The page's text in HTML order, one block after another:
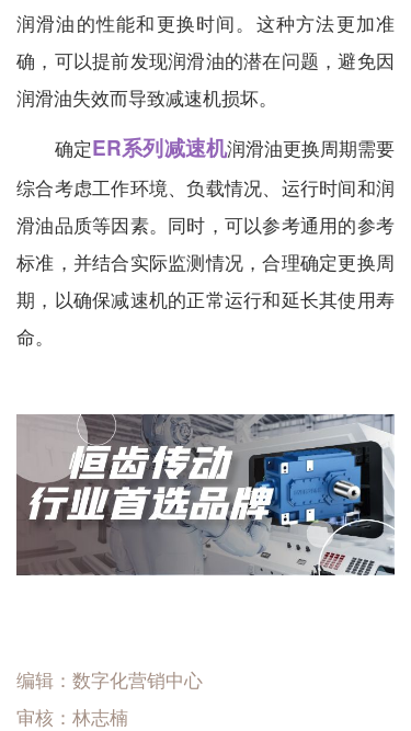
润滑油的性能和更换时间。这种方法更加准
确，可以提前发现润滑油的潜在问题，避免因
润滑油失效而导致减速机损坏。
确定ER系列减速机润滑油更换周期需要
综合考虑工作环境、负载情况、运行时间和润
滑油品质等因素。同时，可以参考通用的参考
标准，并结合实际监测情况，合理确定更换周
期，以确保减速机的正常运行和延长其使用寿
命。
编辑：数字化营销中心
审核：林志楠